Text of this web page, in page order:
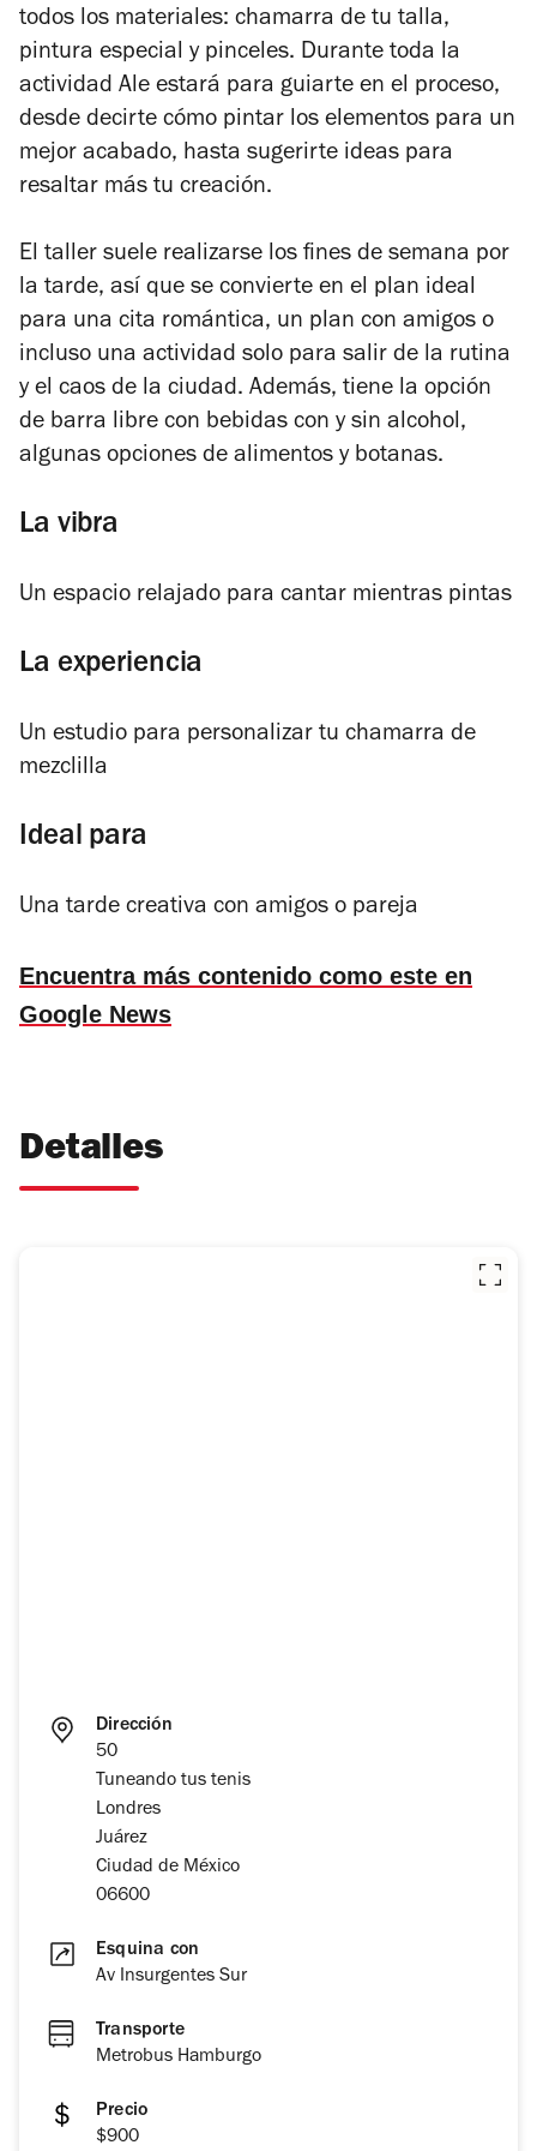
todos los materiales: chamarra de tu talla,
pintura especial y pinceles. Durante toda la
actividad Ale estará para guiarte en el proceso,
desde decirte cómo pintar los elementos para un
mejor acabado, hasta sugerirte ideas para
resaltar más tu creación.
El taller suele realizarse los fines de semana por
la tarde, así que se convierte en el plan ideal
para una cita romántica, un plan con amigos o
incluso una actividad solo para salir de la rutina
y el caos de la ciudad. Además, tiene la opción
de barra libre con bebidas con y sin alcohol,
algunas opciones de alimentos y botanas.
La vibra
Un espacio relajado para cantar mientras pintas
La experiencia
Un estudio para personalizar tu chamarra de
mezclilla
Ideal para
Una tarde creativa con amigos o pareja
Encuentra más contenido como este en
Google News
Detalles
Dirección
50
Tuneando tus tenis
Londres
Juárez
Ciudad de México
06600
Esquina con
Av Insurgentes Sur
Transporte
Metrobus Hamburgo
Precio
$900